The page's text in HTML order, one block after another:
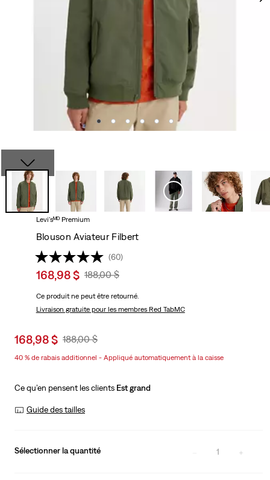
Levi'sᴹᴰ Premium
Blouson Aviateur Filbert
(60)
Sale
is
168,98 $ Original
Was
188,00 $
Ce produit ne peut être retourné.
Livraison gratuitepour les membres Red TabMC
Sale
is
168,98 $ Original
188,00 $
40 % de rabais additionnel - Appliqué automatiquement à la caisse
Ce qu’en pensent les clients Est grand
Guide des tailles
Sélectionner la quantité 1